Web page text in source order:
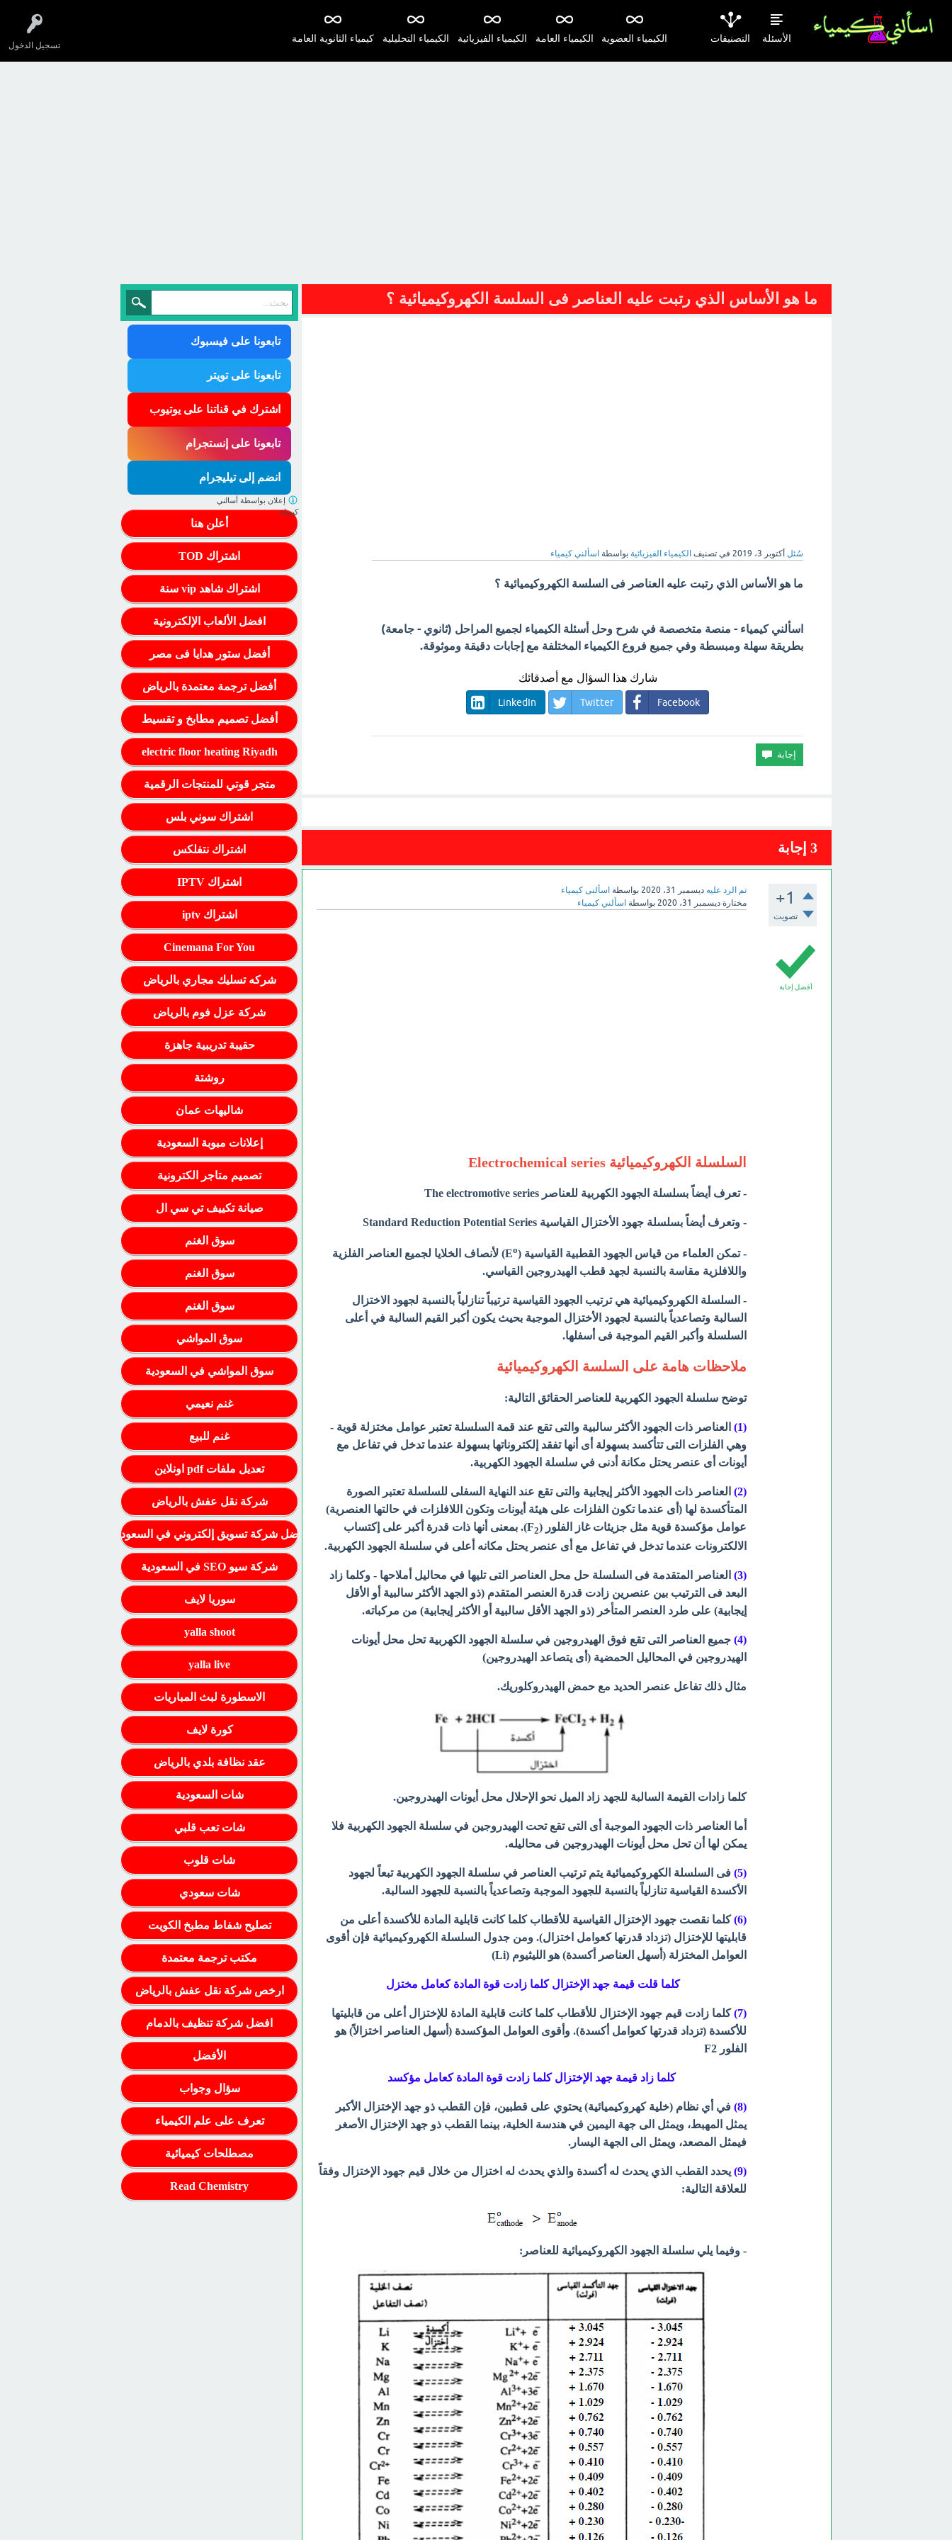
تسجيل الدخول
الأسئلة التصنيفات كيمياء الثانوية العامة الكيمياء التحليلية الكيمياء الفيزيائية الكيمياء العامة الكيمياء العضوية
ما هو الأساس الذي رتبت عليه العناصر فى السلسة الكهروكيميائية ؟
سُئل أكتوبر 3، 2019 في تصنيف الكيمياء الفيزيائية بواسطة اسألني كيمياء
ما هو الأساس الذي رتبت عليه العناصر فى السلسة الكهروكيميائية ؟
اسألني كيمياء - منصة متخصصة في شرح وحل أسئلة الكيمياء لجميع المراحل (ثانوي - جامعة)
بطريقة سهلة ومبسطة وفي جميع فروع الكيمياء المختلفة مع إجابات دقيقة وموثوقة.
شارك هذا السؤال مع أصدقائك
Facebook
Twitter
LinkedIn
3 إجابة
+1
تصويت
تم الرد عليه ديسمبر 31، 2020 بواسطة اسألنى كيمياء
مختارة ديسمبر 31، 2020 بواسطة اسألني كيمياء
أفضل إجابة
السلسلة الكهروكيميائية Electrochemical series
- تعرف أيضاً بسلسلة الجهود الكهربية للعناصر The electromotive series
- وتعرف أيضاً بسلسلة جهود الأختزال القياسية Standard Reduction Potential Series
- تمكن العلماء من قياس الجهود القطبية القياسية (Eo
) لأنصاف الخلايا لجميع العناصر الفلزية
واللافلزية مقاسة بالنسبة لجهد قطب الهيدروجين القياسي.
- السلسلة الكهروكيميائية هي ترتيب الجهود القياسية ترتيباً تنازلياً بالنسبة لجهود الاختزال
السالبة وتصاعدياً بالنسبة لجهود الأختزال الموجبة بحيث يكون أكبر القيم السالبة في أعلى
السلسلة وأكبر القيم الموجبة فى أسفلها.
ملاحظات هامة على السلسة الكهروكيميائية
توضح سلسلة الجهود الكهربية للعناصر الحقائق التالية:
(1)
العناصر ذات الجهود الأكثر سالبية والتى تقع عند قمة السلسلة تعتبر عوامل مختزلة قوية -
وهي الفلزات التى تتأكسد بسهولة أى أنها تفقد إلكتروناتها بسهولة عندما تدخل في تفاعل مع
أيونات أى عنصر يحتل مكانة أدنى في سلسلة الجهود الكهربية.
(2)
العناصر ذات الجهود الأكثر إيجابية والتى تقع عند النهاية السفلى للسلسلة تعتبر الصورة
المتأكسدة لها (أى عندما تكون الفلزات على هيئة أيونات وتكون اللافلزات في حالتها العنصرية)
عوامل مؤكسدة قوية مثل جزيئات غاز الفلور (F2
). بمعنى أنها ذات قدرة أكبر على إكتساب
الالكترونات عندما تدخل في تفاعل مع أى عنصر يحتل مكانه أعلى في سلسلة الجهود الكهربية.
(3)
العناصر المتقدمة فى السلسلة حل محل العناصر التى تليها في محاليل أملاحها - وكلما زاد
البعد فى الترتيب بين عنصرين زادت قدرة العنصر المتقدم (ذو الجهد الأكثر سالبية أو الأقل
إيجابية) على طرد العنصر المتأخر (ذو الجهد الأقل سالبية أو الأكثر إيجابية) من مركباته.
(4)
جميع العناصر التى تقع فوق الهيدروجين في سلسلة الجهود الكهربية تحل محل أيونات
الهيدروجين في المحاليل الحمضية (أى يتصاعد الهيدروجين)
مثال ذلك تفاعل عنصر الحديد مع حمض الهيدروكلوريك.
كلما زادات القيمة السالبة للجهد زاد الميل نحو الإحلال محل أيونات الهيدروجين.
أما العناصر ذات الجهود الموجبة أى التى تقع تحت الهيدروجين في سلسلة الجهود الكهربية فلا
يمكن لها أن تحل محل أيونات الهيدروجين فى محاليله.
(5)
فى السلسلة الكهروكيميائية يتم ترتيب العناصر في سلسلة الجهود الكهربية تبعاً لجهود
الأكسدة القياسية تنازلياً بالنسبة للجهود الموجبة وتصاعدياً بالنسبة للجهود السالبة.
(6)
كلما نقصت جھود الإختزال القیاسیة للأقطاب كلما كانت قابلیة المادة للأكسدة أعلى من
قابلیتھا للإختزال (تزداد قدرتھا كعوامل اختزال). ومن جدول السلسلة الكھروكیمیائیة فإن أقوى
العوامل المختزلة (أسھل العناصر أكسدة) ھو اللیثیوم (Li)
كلما قلت قیمة جھد الإختزال كلما زادت قوة المادة كعامل مختزل
(7)
كلما زادت قیم جھود الإختزال للأقطاب كلما كانت قابلیة المادة للإختزال أعلى من قابلیتھا
للأكسدة (تزداد قدرتھا كعوامل أكسدة). وأقوى العوامل المؤكسدة (أسھل العناصر اختزالاً) ھو
الفلور F2
كلما زاد قیمة جھد الإختزال كلما زادت قوة المادة كعامل مؤكسد
(8)
في أي نظام (خلیة كھروكیمیائیة) یحتوي على قطبین، فإن القطب ذو جھد الإختزال الأكبر
یمثل المھبط، ویمثل الى جھة الیمین في ھندسة الخلیة، بینما القطب ذو جھد الإختزال الأصغر
فیمثل المصعد، ویمثل الى الجھة الیسار.
(9)
یحدد القطب الذي یحدث له أكسدة والذي یحدث له اختزال من خلال قیم جھود الإختزال وفقاً
للعلاقة التالیة:
- وفيما يلي سلسلة الجهود الكهروكيميائية للعناصر:
تابعونا على فيسبوك
تابعونا على تويتر
اشترك في قناتنا على يوتيوب
تابعونا على إنستجرام
انضم إلى تيليجرام
أعلن هنا
اشتراك TOD
اشتراك شاهد vip سنة
افضل الألعاب الإلكترونية
أفضل ستور هدايا فى مصر
أفضل ترجمة معتمدة بالرياض
أفضل تصميم مطابخ و تقسيط
electric floor heating Riyadh
متجر قوتي للمنتجات الرقمية
اشتراك سوني بلس
اشتراك نتفلكس
اشتراك IPTV
اشتراك iptv
Cinemana For You
شركه تسليك مجاري بالرياض
شركة عزل فوم بالرياض
حقيبة تدريبية جاهزة
روشتة
شاليهات عمان
إعلانات مبوبة السعودية
تصميم متاجر الكترونية
صيانة تكييف تي سي ال
سوق الغنم
سوق الغنم
سوق الغنم
سوق المواشي
سوق المواشي في السعودية
غنم نعيمي
غنم للبيع
تعديل ملفات pdf اونلاين
شركة نقل عفش بالرياض
أفضل شركة تسويق إلكتروني في السعودية
شركة سيو SEO في السعودية
سوريا لايف
yalla shoot
yalla live
الاسطورة لبث المباريات
كورة لايف
عقد نظافة بلدي بالرياض
شات السعودية
شات تعب قلبي
شات قلوب
شات سعودي
تصليح شفاط مطبخ الكويت
مكتب ترجمة معتمدة
ارخص شركة نقل عفش بالرياض
افضل شركة تنظيف بالدمام
الأفضل
سؤال وجواب
تعرف على علم الكيمياء
مصطلحات كيميائية
Read Chemistry
إعلان بواسطة أسالني
كيمياء